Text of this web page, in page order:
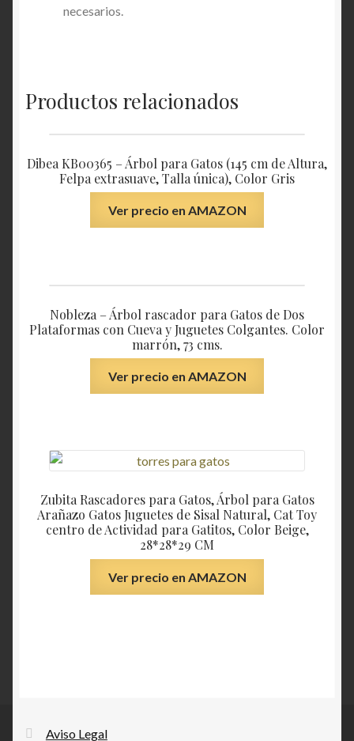
necesarios.
Productos relacionados
Dibea KB00365 – Árbol para Gatos (145 cm de Altura,
Felpa extrasuave, Talla única), Color Gris
Ver precio en AMAZON
Nobleza – Árbol rascador para Gatos de Dos
Plataformas con Cueva y Juguetes Colgantes. Color
marrón, 73 cms.
Ver precio en AMAZON
Zubita Rascadores para Gatos, Árbol para Gatos
Arañazo Gatos Juguetes de Sisal Natural, Cat Toy
centro de Actividad para Gatitos, Color Beige,
28*28*29 CM
Ver precio en AMAZON
Aviso Legal